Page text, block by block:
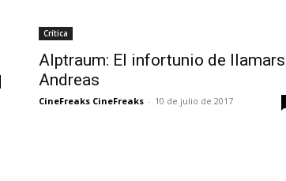
Crítica
Alptraum: El infortunio de
Andreas
CineFreaks CineFreaks - 10 de julio de 2017